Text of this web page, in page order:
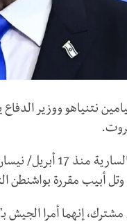
نتنياهو ووزير
يأتي ذلك برغم
أبيب مقررة بواشنطن
إنهما أمرا